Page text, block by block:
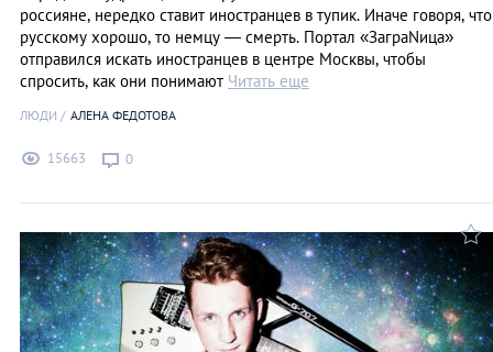
россияне, нередко ставит иностранцев в тупик. Иначе говоря, что
русскому хорошо, то немцу — смерть. Портал «ЗаграNица»
отправился искать иностранцев в центре Москвы, чтобы
спросить, как они понимают Читать еще
ЛЮДИ АЛЕНА ФЕДОТОВА
15663 0